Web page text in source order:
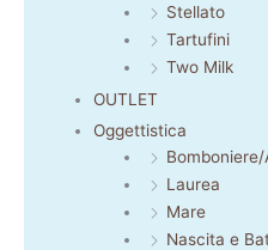
Stellato
Tartufini
Two Milk
OUTLET
Oggettistica
Laurea
Mare
Nascita e